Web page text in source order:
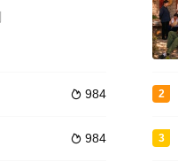
 984
 984
2
3